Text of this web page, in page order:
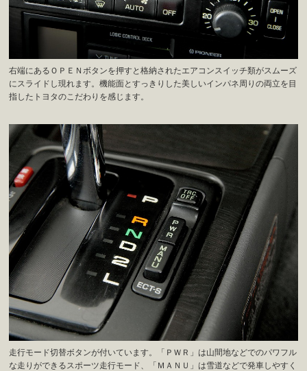
右端にあるＯＰＥＮボタンを押すと格納されたエアコンスイッチ類がスムーズ
にスライドし現れます。機能面とすっきりした美しいインパネ周りの両立を目
指したトヨタのこだわりを感じます。
走行モード切替ボタンが付いています。「ＰＷＲ」は山間地などでのパワフル
な走りができるスポーツ走行モード、「ＭＡＮＵ」は雪道などで発車しやすく